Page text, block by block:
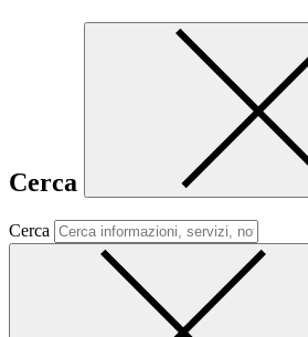
Cerca
Cerca